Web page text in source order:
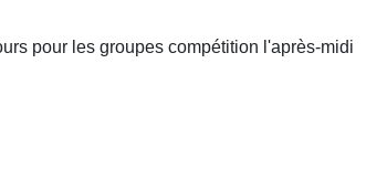
pour les groupes compétition l'après-midi